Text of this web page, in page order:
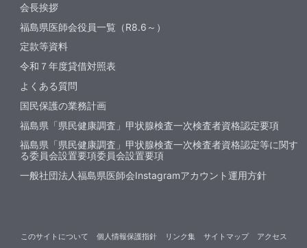
会長挨拶
福島県医師会役員一覧（R8.6～）
定款等資料
令和７年度貸借対照表
よくある質問
国民保護の業務計画
福島県「県民健康調査」甲状腺検査一次検査者資格認定要項
福島県「県民健康調査」甲状腺検査一次検査者資格認定等に関す
る委員会設置要項委員会設置要項
一般社団法人福島県医師会Instagramアカウント運用方針
このサイトについて 個人情報保護指針 リンク集 サイトマップ アクセス